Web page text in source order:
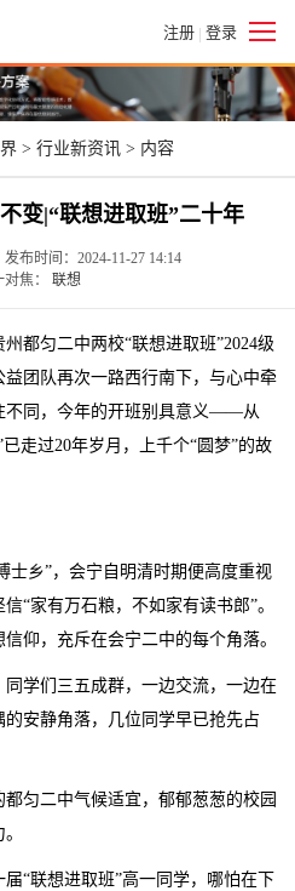
注册 | 登录
> 行业新资讯 > 内容
变|“联想进取班”二十年
布时间：2024-11-27 14:14
焦： 联想
都匀二中两校“联想进取班”2024级
团队再次一路西行南下，与心中牵
不同，今年的开班别具意义——从
走过20年岁月，上千个“圆梦”的故
士乡”，会宁自明清时期便高度重视
“家有万石粮，不如家有读书郎”。
仰，充斥在会宁二中的每个角落。
学们三五成群，一边交流，一边在
安静角落，几位同学早已抢先占
匀二中气候适宜，郁郁葱葱的校园
“联想进取班”高一同学，哪怕在下